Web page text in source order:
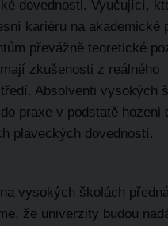
dovednosti. Vyučující,
kariéru na akademické
převážně teoretické
zkušenosti z reálného
Absolventi vysokých
praxe v podstatě hozeni
plaveckých dovedností.
vysokých školách
že univerzity budou